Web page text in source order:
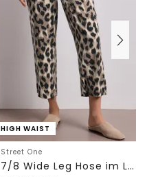
HIGH WAIST
Street One
7/8 Wide Leg Hose im Loose Fit mit Print